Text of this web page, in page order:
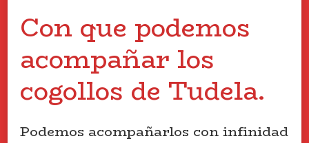
Con que podemos
acompañar los
cogollos de Tudela.
Podemos acompañarlos con infinidad